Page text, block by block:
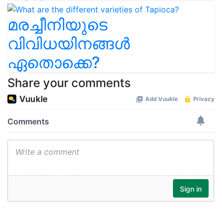
മരച്ചീനിയുടെ
വിവിധയിനങ്ങൾ
ഏതൊക്കെ?
Share your comments